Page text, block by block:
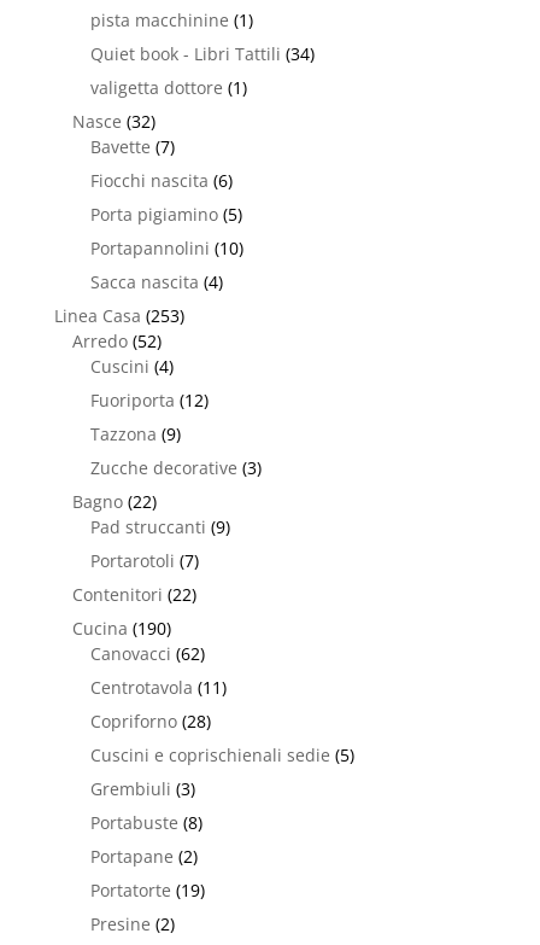
pista macchinine (1)
Quiet book - Libri Tattili (34)
valigetta dottore (1)
Nasce (32)
Bavette (7)
Fiocchi nascita (6)
Porta pigiamino (5)
Portapannolini (10)
Sacca nascita (4)
Linea Casa (253)
Arredo (52)
Cuscini (4)
Fuoriporta (12)
Tazzona (9)
Zucche decorative (3)
Bagno (22)
Pad struccanti (9)
Portarotoli (7)
Contenitori (22)
Cucina (190)
Canovacci (62)
Centrotavola (11)
Copriforno (28)
Cuscini e coprischienali sedie (5)
Grembiuli (3)
Portabuste (8)
Portapane (2)
Portatorte (19)
Presine (2)